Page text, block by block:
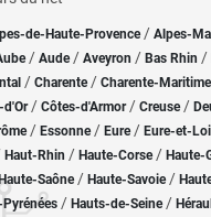
de-Haute-Provence / Alpes-
/ Aude / Aveyron / Bas Rhin /
/ Charente / Charente-Maritime
d'Or / Côtes-d'Armor/ Creuse/
/ Essonne / Eure/ Eure-et-
Haut-Rhin / Haute-Corse/ Haute-
Haute-Saône/ Haute-Savoie/
Pyrénées / Hauts-de-Seine/